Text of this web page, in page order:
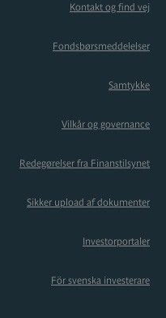
Kontakt og find vej
Fondsbørsmeddelelser
Samtykke
Vilkår og governance
Redegørelser fra Finanstilsynet
Sikker upload af dokumenter
Investorportaler
För svenska investerare